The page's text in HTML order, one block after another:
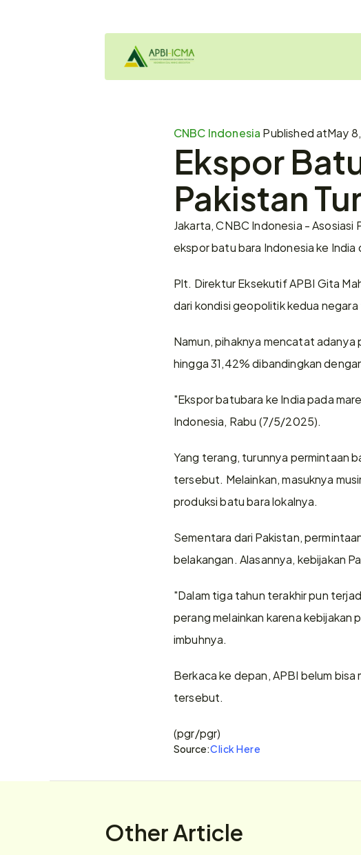
CNBC Indonesia Published atMay
Ekspor
Pakistan
Jakarta, CNBC Indonesia -
ekspor batu bara Indonesia ke
Plt. Direktur Eksekutif APBI Gita
dari kondisi geopolitik kedua
Namun, pihaknya mencatat
hingga 31,42% dibandingkan
"Ekspor batubara ke India pada
Indonesia, Rabu (7/5/2025).
Yang terang, turunnya permintaan
tersebut. Melainkan, masuknya
produksi batu bara lokalnya.
Sementara dari Pakistan,
belakangan. Alasannya, kebijakan
"Dalam tiga tahun terakhir pun
perang melainkan karena
imbuhnya.
Berkaca ke depan, APBI belum
tersebut.
(pgr/pgr)
Source:Click Here
Other Article